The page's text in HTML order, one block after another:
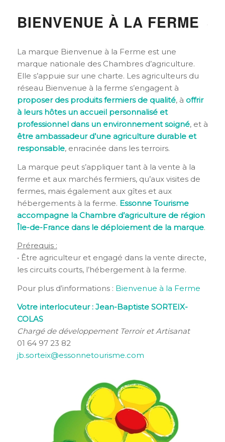
BIENVENUE À LA FERME
La marque Bienvenue à la Ferme est une
marque nationale des Chambres d’agriculture.
Elle s’appuie sur une charte. Les agriculteurs du
réseau Bienvenue à la ferme s’engagent à
proposer des produits fermiers de qualité, à offrir
à leurs hôtes un accueil personnalisé et
professionnel dans un environnement soigné, et à
être ambassadeur d’une agriculture durable et
responsable, enracinée dans les terroirs.
La marque peut s’appliquer tant à la vente à la
ferme et aux marchés fermiers, qu’aux visites de
fermes, mais également aux gîtes et aux
hébergements à la ferme. Essonne Tourisme
accompagne la Chambre d’agriculture de région
Île-de-France dans le déploiement de la marque.
Prérequis :
• Être agriculteur et engagé dans la vente directe,
les circuits courts, l’hébergement à la ferme.
Pour plus d’informations : Bienvenue à la Ferme
Votre interlocuteur : Jean-Baptiste SORTEIX-
COLAS
Chargé de développement Terroir et Artisanat
01 64 97 23 82
jb.sorteix@essonnetourisme.com